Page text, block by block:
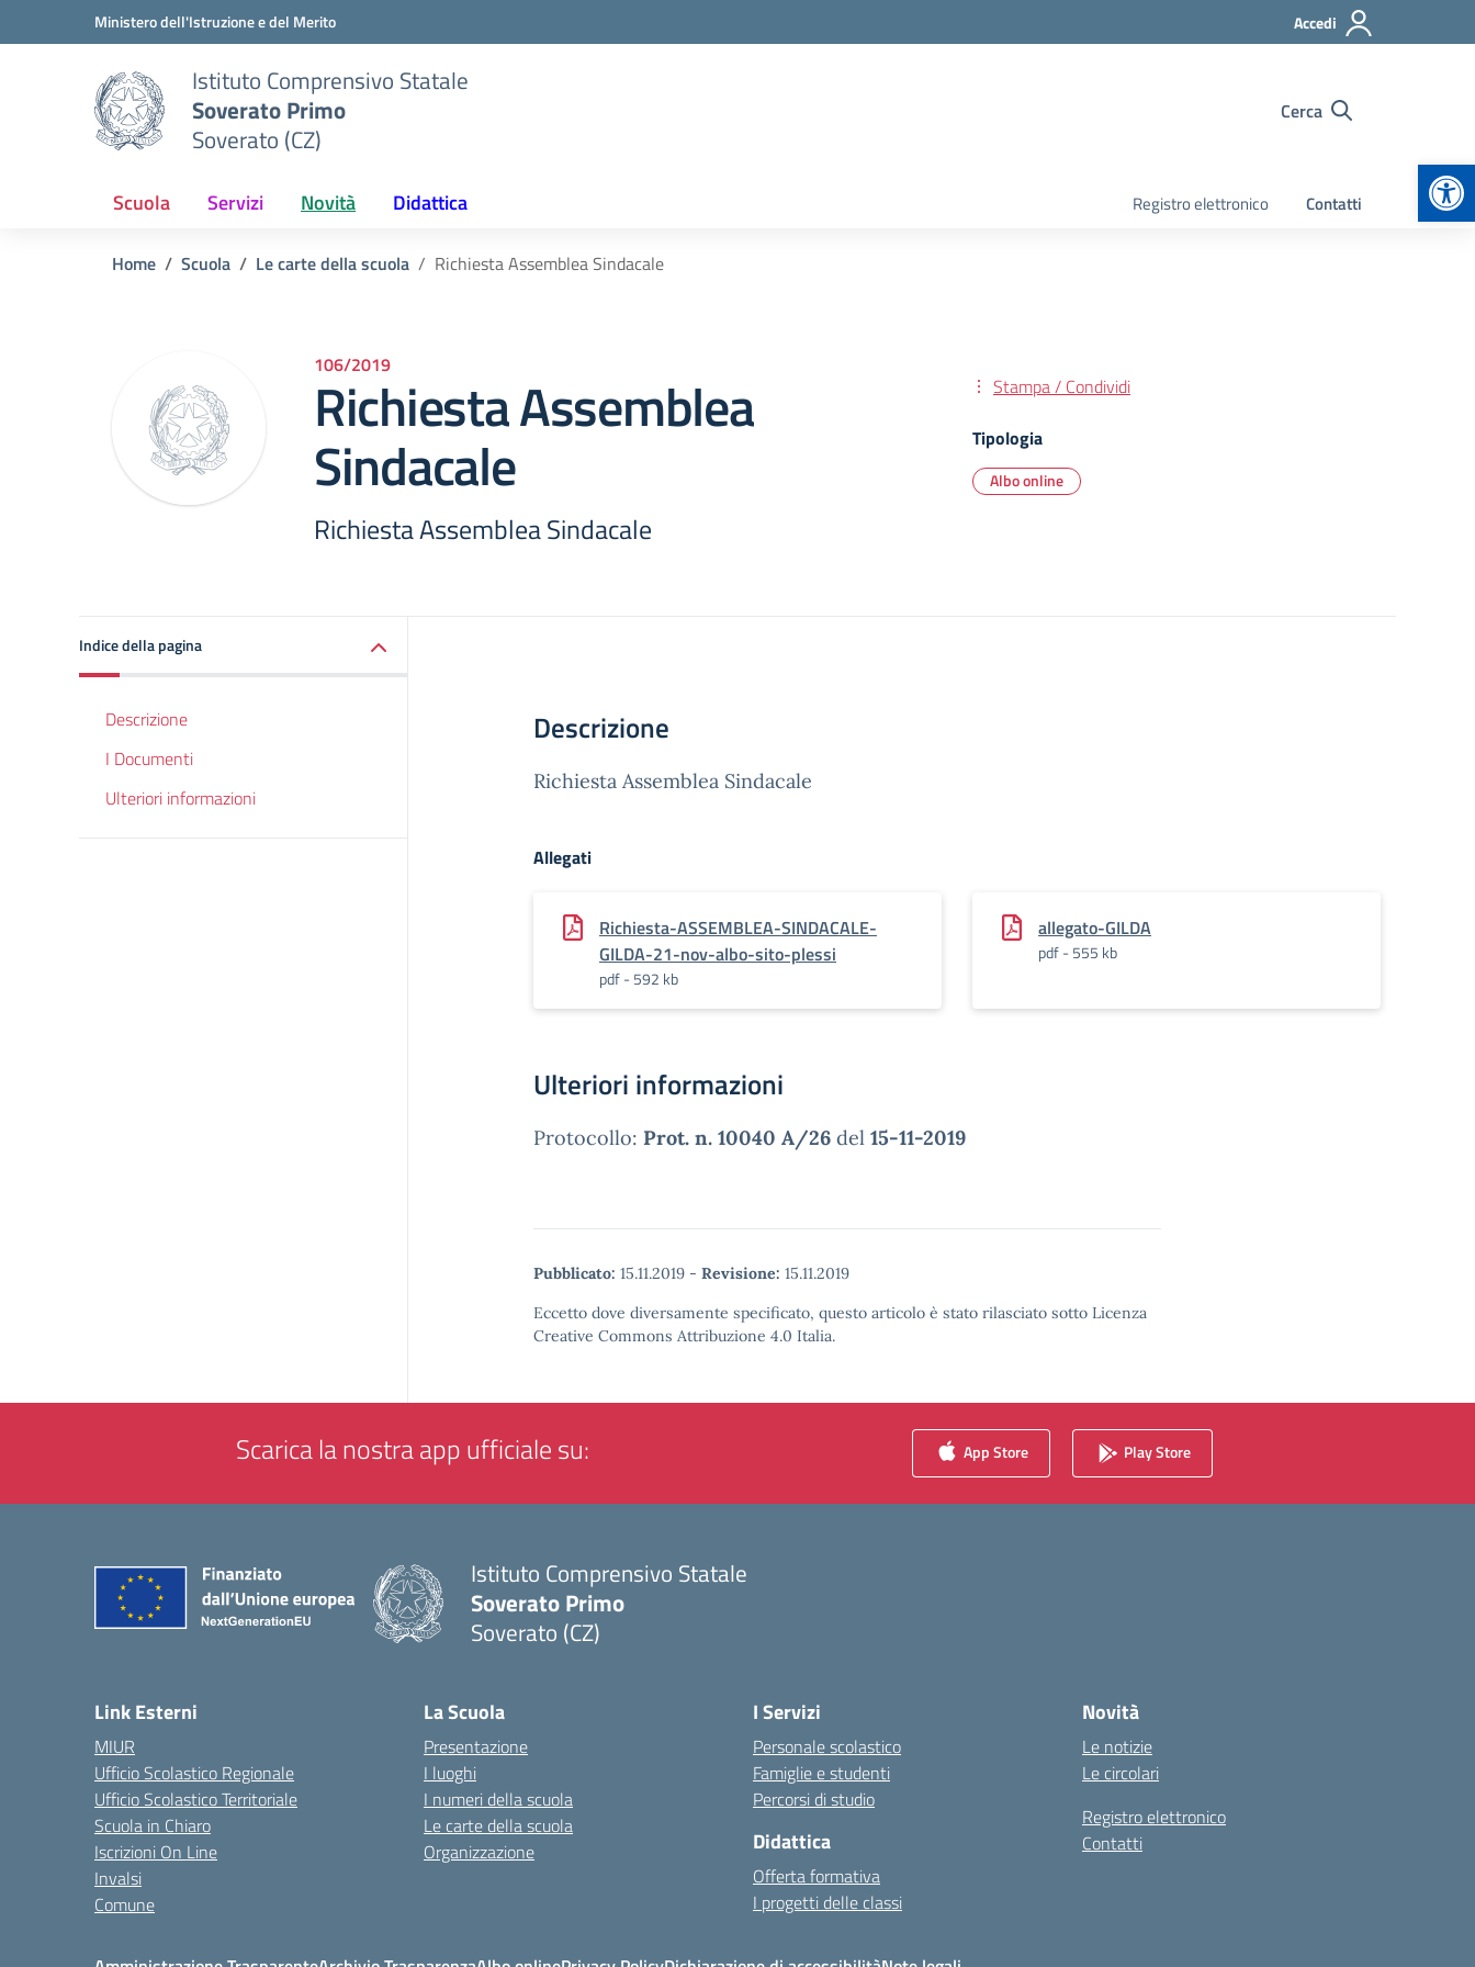
Vai ai contenuti
Vai al menu di navigazioneMinistero dell'Istruzione e del Merito Accedi
Istituto Comprensivo Statale
Soverato Primo
Soverato (CZ)
Cerca
Scuola Servizi Novità Didattica Registro elettronico Contatti
Home Scuola Le carte della scuola Richiesta Assemblea Sindacale
106/2019
Richiesta Assemblea
Sindacale
Richiesta Assemblea Sindacale
Stampa / Condividi
Tipologia
Albo online
Indice della pagina
Descrizione
I Documenti
Ulteriori informazioni
Descrizione
Richiesta Assemblea Sindacale
Allegati
Richiesta-ASSEMBLEA-SINDACALE-
GILDA-21-nov-albo-sito-plessi
pdf - 592 kb
allegato-GILDA
pdf - 555 kb
Ulteriori informazioni
Protocollo: Prot. n. 10040 A/26 del 15-11-2019
Pubblicato: 15.11.2019 - Revisione: 15.11.2019
Eccetto dove diversamente specificato, questo articolo è stato rilasciato sotto Licenza
Creative Commons Attribuzione 4.0 Italia.
Scarica la nostra app ufficiale su: App Store Play Store
Istituto Comprensivo Statale
Soverato Primo
Soverato (CZ)
Link Esterni
MIUR
Ufficio Scolastico Regionale
Ufficio Scolastico Territoriale
Scuola in Chiaro
Iscrizioni On Line
Invalsi
Comune
La Scuola
Presentazione
I luoghi
I numeri della scuola
Le carte della scuola
Organizzazione
I Servizi
Personale scolastico
Famiglie e studenti
Percorsi di studio
Didattica
Offerta formativa
I progetti delle classi
Novità
Le notizie
Le circolari
Registro elettronico
Contatti